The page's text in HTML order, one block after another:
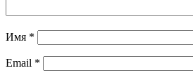
Имя *
Email *